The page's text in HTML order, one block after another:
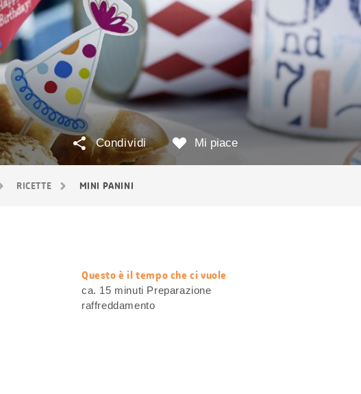
RICETTE MINI PANINI
Mi piace
Condividi
web.recipe.accessibilityTitle
Questo è il tempo che ci vuole
ca. 15 minuti Preparazione
raffreddamento